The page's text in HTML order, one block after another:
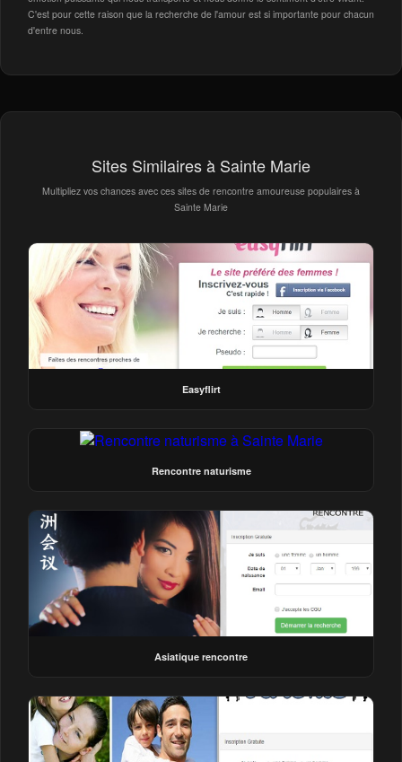
C'est pour cette raison que la recherche de l'amour est si importante pour chacun
d'entre nous.
Sites Similaires à Sainte Marie
Multipliez vos chances avec ces sites de rencontre amoureuse populaires à
Sainte Marie
Easyflirt
Rencontre naturisme
Asiatique rencontre